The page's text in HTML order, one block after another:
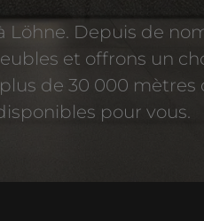
Depuis de
et offrons un
de 30 000 mètres
pour vous.